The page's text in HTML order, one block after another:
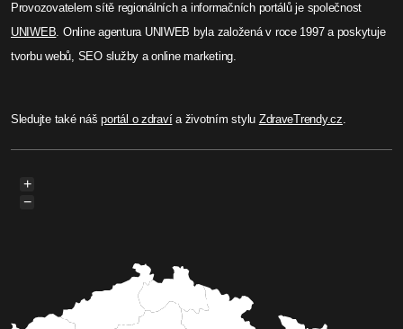
Provozovatelem sítě regionálních a informačních portálů je společnost
UNIWEB . Online agentura UNIWEB byla založená v roce 1997 a poskytuje
tvorbu webů, SEO služby a online marketing.
Sledujte také nášportál o zdravía životním stylu ZdraveTrendy.cz
+
−